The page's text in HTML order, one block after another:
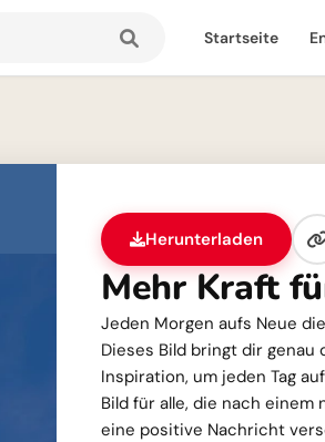
Startseite
Herunterladen
Mehr Kraft
Jeden Morgen aufs Neue
Dieses Bild bringt dir genau
Inspiration, um jeden Tag
Bild für alle, die nach
eine positive Nachricht